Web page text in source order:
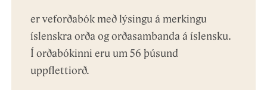
er veforðabók með lýsingu á merkingu
íslenskra orða og orðasambanda á íslensku.
Í orðabókinni eru um 56 þúsund
uppflettiorð.